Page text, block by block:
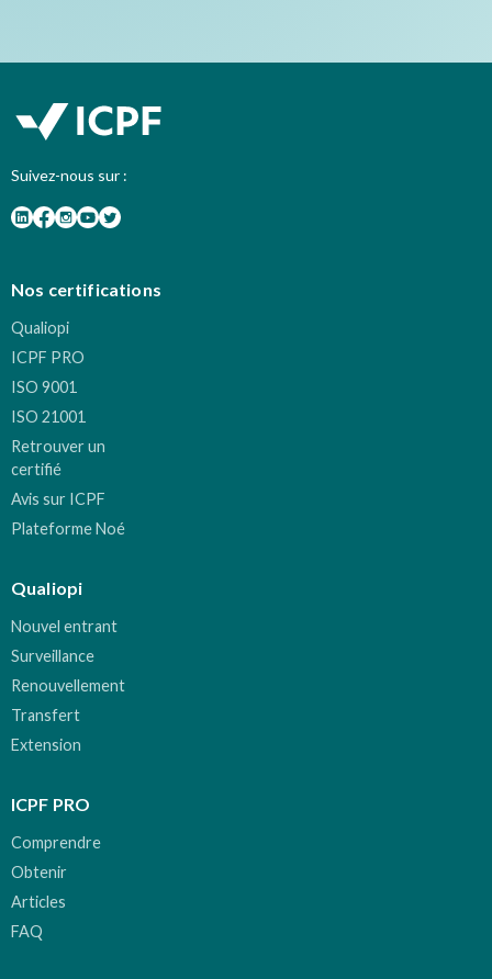
Suivez-nous sur :
Nos certifications
Qualiopi
ICPF PRO
ISO 9001
ISO 21001
Retrouver un
certifié
Avis sur ICPF
Plateforme Noé
Qualiopi
Nouvel entrant
Surveillance
Renouvellement
Transfert
Extension
ICPF PRO
Comprendre
Obtenir
Articles
FAQ